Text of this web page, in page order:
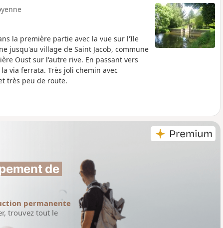
la première partie avec la vue sur l'Ile
jusqu'au village de Saint Jacob, commune
Oust sur l'autre rive. En passant vers
via ferrata. Très joli chemin avec
très peu de route.
de
permanente
trouvez tout le